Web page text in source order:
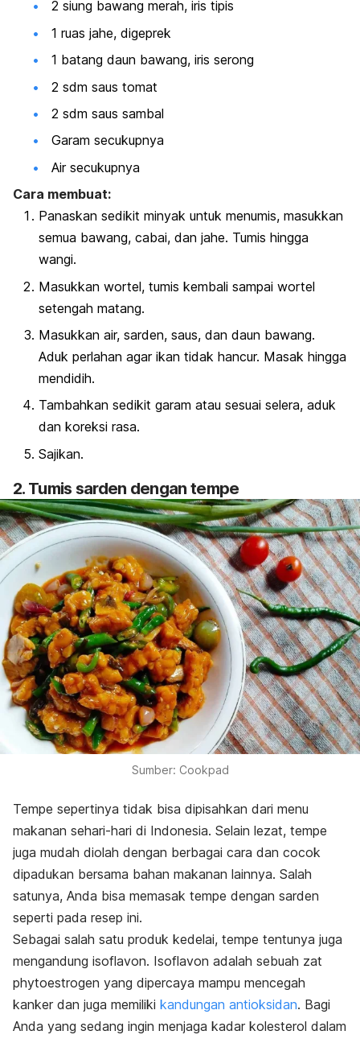
2 siung bawang merah, iris tipis
1 ruas jahe, digeprek
1 batang daun bawang, iris serong
2 sdm saus tomat
2 sdm saus sambal
Garam secukupnya
Air secukupnya
Cara membuat:
Panaskan sedikit minyak untuk menumis, masukkan
semua bawang, cabai, dan jahe. Tumis hingga
wangi.
Masukkan wortel, tumis kembali sampai wortel
setengah matang.
Masukkan air, sarden, saus, dan daun bawang.
Aduk perlahan agar ikan tidak hancur. Masak hingga
mendidih.
Tambahkan sedikit garam atau sesuai selera, aduk
dan koreksi rasa.
Sajikan.
2. Tumis sarden dengan tempe
Sumber: Cookpad
Tempe sepertinya tidak bisa dipisahkan dari menu
makanan sehari-hari di Indonesia. Selain lezat, tempe
juga mudah diolah dengan berbagai cara dan cocok
dipadukan bersama bahan makanan lainnya. Salah
satunya, Anda bisa memasak tempe dengan sarden
seperti pada resep ini.
Sebagai salah satu produk kedelai, tempe tentunya juga
mengandung isoflavon. Isoflavon adalah sebuah zat
phytoestrogen yang dipercaya mampu mencegah
kanker dan juga memiliki kandungan antioksidan. Bagi
Anda yang sedang ingin menjaga kadar kolesterol dalam